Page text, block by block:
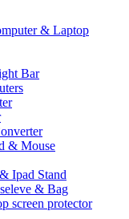
& Laptop
Bar
& Mouse
Ipad Stand
& Bag
screen protector